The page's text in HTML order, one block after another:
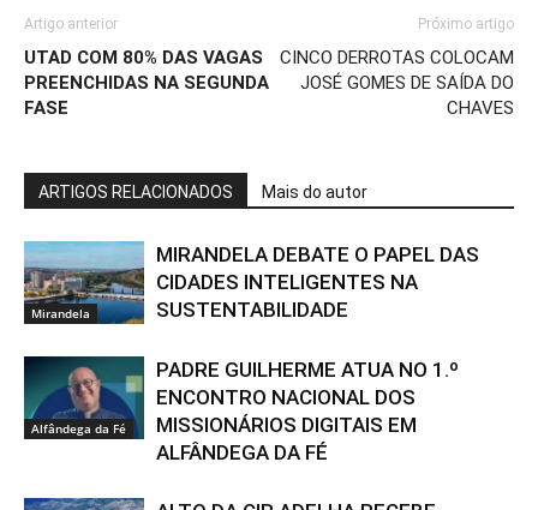
Artigo anterior
UTAD COM 80% DAS VAGAS
PREENCHIDAS NA SEGUNDA
FASE
Próximo artigo
CINCO DERROTAS COLOCAM
JOSÉ GOMES DE SAÍDA DO
CHAVES
ARTIGOS RELACIONADOS Mais do autor
Mirandela
MIRANDELA DEBATE O PAPEL DAS
CIDADES INTELIGENTES NA
SUSTENTABILIDADE
Alfândega da Fé
PADRE GUILHERME ATUA NO 1.º
ENCONTRO NACIONAL DOS
MISSIONÁRIOS DIGITAIS EM
ALFÂNDEGA DA FÉ